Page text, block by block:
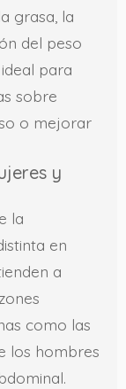
grasa, la
del peso
para
sobre
o mejorar
y
la
en
a
como las
los hombres